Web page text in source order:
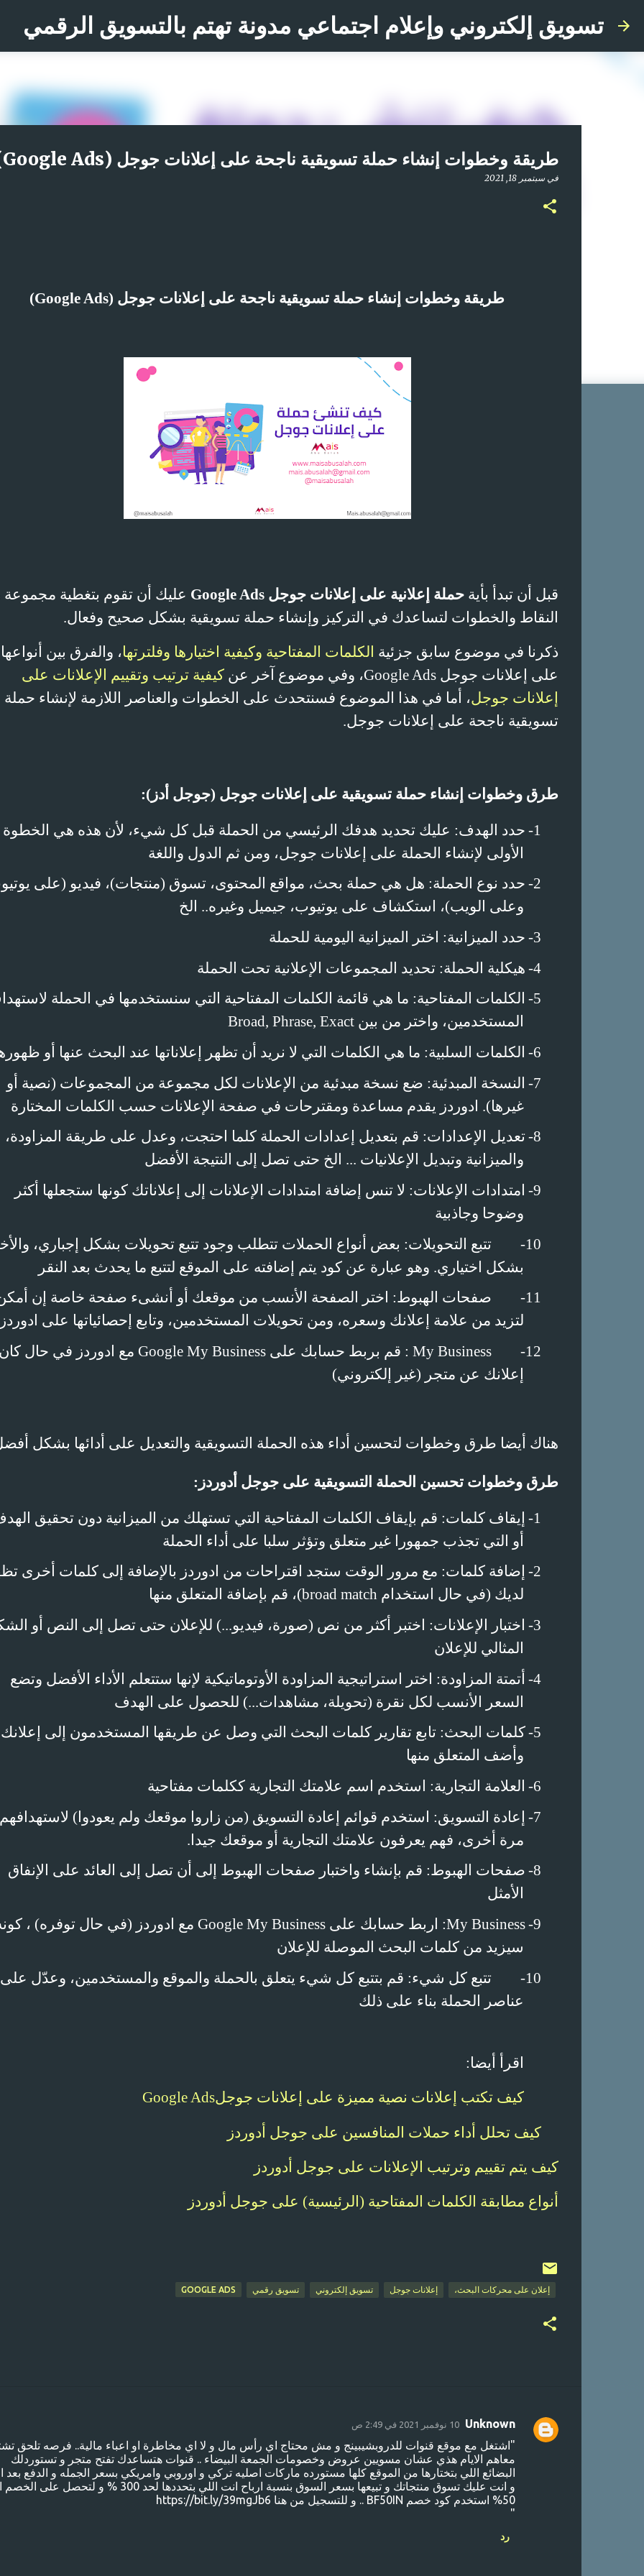
التخطي إلى المحتوى الرئيسي
تسويق إلكتروني وإعلام اجتماعي مدونة تهتم بالتسويق الرقمي
طريقة وخطوات إنشاء حملة تسويقية ناجحة على إعلانات جوجل (Google Ads)
فيسبتمبر 18, 2021
طريقة وخطوات إنشاء حملة تسويقية ناجحة على إعلانات جوجل (Google Ads
)
قبل أن تبدأ بأيةحملة إعلانية على إعلانات جوجلGoogle Ads عليك أن تقوم بتغطية
النقاط والخطوات لتساعدك في التركيز وإنشاء حملة تسويقية بشكل صحيح وفعال.
ذكرنا في موضوع سابق جزئية الكلمات المفتاحية وكيفية اختيارها وفلترتها، والفرق بين أنواعها
على إعلانات جوجلGoogle Ads، وفي موضوع آخر عنكيفية ترتيب وتقييم الإعلانات على
إعلانات جوجل، أما في هذا الموضوع فسنتحدث على الخطوات والعناصر اللازمة لإنشاء حملة
تسويقية ناجحة على إعلانات جوجل.
طرق وخطوات إنشاء حملة تسويقية على إعلانات جوجل (جوجل أدز):
1- حدد الهدف: عليك تحديد هدفك الرئيسي من الحملة قبل كل شيء، لأن هذه هي الخطوة
الأولى لإنشاء الحملة على إعلانات جوجل، ومن ثم الدول واللغة
2- حدد نوع الحملة: هل هي حملة بحث، مواقع المحتوى، تسوق (منتجات)، فيديو (على
وعلى الويب)، استكشاف على يوتيوب، جيميل وغيره.. الخ
3- حدد الميزانية: اختر الميزانية اليومية للحملة
4- هيكلية الحملة: تحديد المجموعات الإعلانية تحت الحملة
5-
الكلمات المفتاحية: ما هي قائمة الكلمات المفتاحية التي سنستخدمها في الحملة
المستخدمين، واختر من بينBroad, Phrase, Exact
6-
الكلمات السلبية: ما هي الكلمات التي لا نريد أن تظهر إعلاناتها عند البحث عنها أو
7-
النسخة المبدئية: ضع نسخة مبدئية من الإعلانات لكل مجموعة من المجموعات (نصية أو
غيرها). ادوردز يقدم مساعدة ومقترحات في صفحة الإعلانات حسب الكلمات المختارة
8- تعديل الإعدادات: قم بتعديل إعدادات الحملة كلما احتجت، وعدل على طريقة المزاودة،
والميزانية وتبديل الإعلانيات ... الخ حتى تصل إلى النتيجة الأفضل
9-
امتدادات الإعلانات: لا تنس إضافة امتدادات الإعلانات إلى إعلاناتك كونها ستجعلها أكثر
وضوحا وجاذبية
10-
تتبع التحويلات: بعض أنواع الحملات تتطلب وجود تتبع تحويلات بشكل إجباري،
بشكل اختياري. وهو عبارة عن كود يتم إضافته على الموقع لتتبع ما يحدث بعد النقر
11-
صفحات الهبوط: اختر الصفحة الأنسب من موقعك أو أنشىء صفحة خاصة إن
لتزيد من علامة إعلانك وسعره، ومن تحويلات المستخدمين، وتابع إحصائياتها على ادوردز
12-
My Business : قم بربط حسابك علىGoogle My Business مع ادوردز في حال كان
إعلانك عن متجر (غير إلكتروني)
هناك أيضا طرق وخطوات لتحسين أداء هذه الحملة التسويقية والتعديل على أدائها بشكل
طرق وخطوات تحسين الحملة التسويقية على جوجل أدوردز :
1-
إيقاف كلمات: قم بإيقاف الكلمات المفتاحية التي تستهلك من الميزانية دون تحقيق
أو التي تجذب جمهورا غير متعلق وتؤثر سلبا على أداء الحملة
2-
إضافة كلمات: مع مرور الوقت ستجد اقتراحات من ادوردز بالإضافة إلى كلمات أخرى
لديك (في حال استخدام broad match)، قم بإضافة المتعلق منها
3-
اختبار الإعلانات: اختبر أكثر من نص (صورة، فيديو...) للإعلان حتى تصل إلى النص أو
المثالي للإعلان
4-
أتمتة المزاودة: اختر استراتيجية المزاودة الأوتوماتيكية لإنها ستتعلم الأداء الأفضل وتضع
السعر الأنسب لكل نقرة (تحويلة، مشاهدات...) للحصول على الهدف
5- كلمات البحث: تابع تقارير كلمات البحث التي وصل عن طريقها المستخدمون إلى إعلانك
وأضف المتعلق منها
6-
العلامة التجارية: استخدم اسم علامتك التجارية ككلمات مفتاحية
7-
إعادة التسويق: استخدم قوائم إعادة التسويق (من زاروا موقعك ولم يعودوا) لاستهدافهم
مرة أخرى، فهم يعرفون علامتك التجارية أو موقعك جيدا.
8- صفحات الهبوط: قم بإنشاء واختبار صفحات الهبوط إلى أن تصل إلى العائد على الإنفاق
الأمثل
9-
My Business: اربط حسابك علىGoogle My Business مع ادوردز (في حال توفره) ،
سيزيد من كلمات البحث الموصلة للإعلان
10-
تتبع كل شيء: قم بتتبع كل شيء يتعلق بالحملة والموقع والمستخدمين، وعدّل على
عناصر الحملة بناء على ذلك
اقرأ أيضا:
كيف تكتب إعلانات نصية مميزة على إعلانات جوجلGoogle Ads
كيف تحلل أداء حملات المنافسين على جوجل أدوردز
كيف يتم تقييم وترتيب الإعلانات على جوجل أدوردز
أنواع مطابقة الكلمات المفتاحية (الرئيسية) على جوجل أدوردز
إعلان على محركات البحث، إعلانات جوجل تسويق إلكتروني تسويق رقمي GOOGLE ADS
ت
Unknown 10 نوفمبر 2021 في 2:49 ص
"اشتغل مع موقع قنوات للدروبشيبينج و مش محتاج اي رأس مال و لا اي مخاطرة او اعباء مالية.. فرصه تلحق
معاهم الايام هذي عشان مسويين عروض وخصومات الجمعة البيضاء .. قنوات هتساعدك تفتح متجر و تستوردلك
البضائع اللي بتختارها من الموقع كلها مستورده ماركات اصليه تركي و اوروبي وامريكي بسعر الجمله و الدفع بعد
و انت عليك تسوق منتجاتك و تبيعها بسعر السوق بنسبة ارباح انت اللي بتحددها لحد 300 % و لتحصل على
50% استخدم كود خصم BF50IN .. و للتسجيل من هنا https://bit.ly/39mgJb6
"
رد